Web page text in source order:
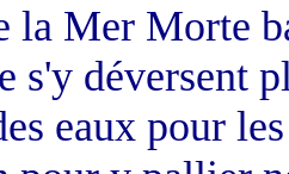
la Mer Morte
s'y déversent
eaux pour